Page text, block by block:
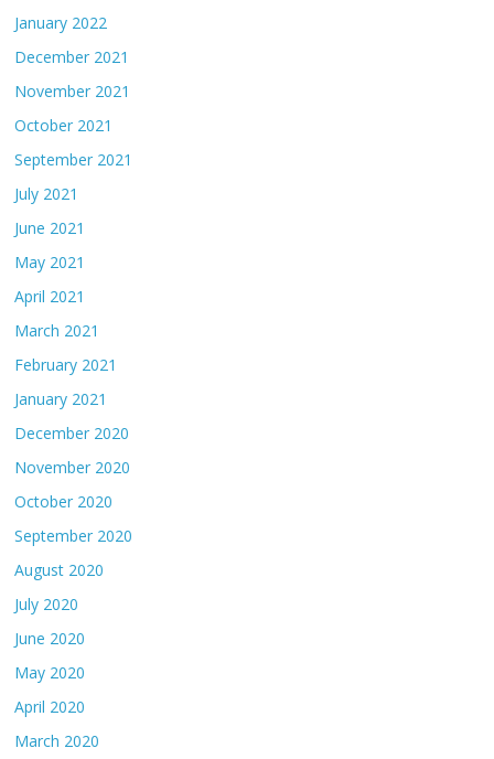
January 2022
December 2021
November 2021
October 2021
September 2021
July 2021
June 2021
May 2021
April 2021
March 2021
February 2021
January 2021
December 2020
November 2020
October 2020
September 2020
August 2020
July 2020
June 2020
May 2020
April 2020
March 2020